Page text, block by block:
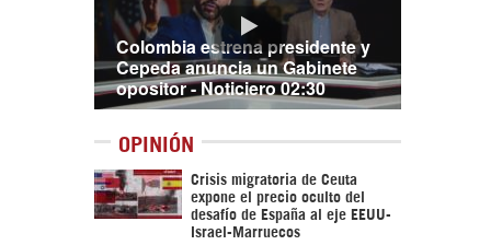
Colombia estrena presidente y
Cepeda anuncia un Gabinete
opositor - Noticiero 02:30
OPINIÓN
Crisis migratoria de Ceuta
expone el precio oculto del
desafío de España al eje EEUU-
Israel-Marruecos